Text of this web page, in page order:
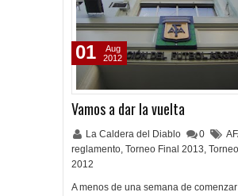
Vamos a dar la vuelta
La Caldera del Diablo 0
reglamento, Torneo Final 2013,
2012
A menos de una semana de
01
Aug
2012